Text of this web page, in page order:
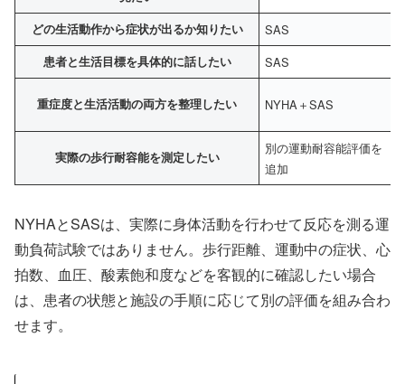
どの生活動作から症状が出るか知りたい SAS
患者と生活目標を具体的に話したい SAS
重症度と生活活動の両方を整理したい NYHA＋SAS
実際の歩行耐容能を測定したい
別の運動耐容能評価を
追加
NYHAとSASは、実際に身体活動を行わせて反応を測る運
動負荷試験ではありません。歩行距離、運動中の症状、心
拍数、血圧、酸素飽和度などを客観的に確認したい場合
は、患者の状態と施設の手順に応じて別の評価を組み合わ
せます。